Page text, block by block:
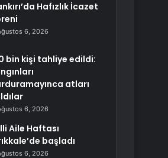
Hafızlık İcazet
6, 2026
bin kişi tahliye edildi:
atları
6, 2026
Aile Haftası
başladı
6, 2026